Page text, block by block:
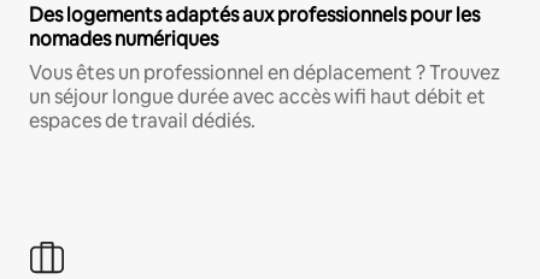
Des logements adaptés aux professionnels pour les
nomades numériques
Vous êtes un professionnel en déplacement ? Trouvez
un séjour longue durée avec accès wifi haut débit et
espaces de travail dédiés.